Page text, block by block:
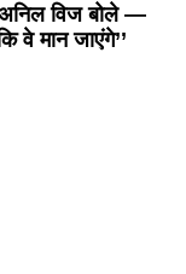
अनिल विज बोले —
वे मान जाएंगे’’